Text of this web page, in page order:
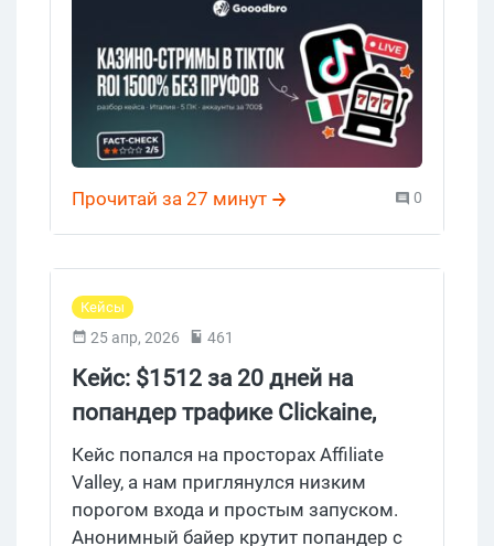
крупное, глаз цепляется, рука сама
тянется к менеджеру партнерки. А если
приглядеться, под числом обычно
лежит не отчет, а обещание.
Прочитай за 27 минут 0
Кейсы
25 апр, 2026 461
Кейс: $1512 за 20 дней на
попандер трафике Clickaine,
Adult Smartlink CPA House
Кейс попался на просторах Affiliate
Valley, а нам приглянулся низким
порогом входа и простым запуском.
Анонимный байер крутит попандер с